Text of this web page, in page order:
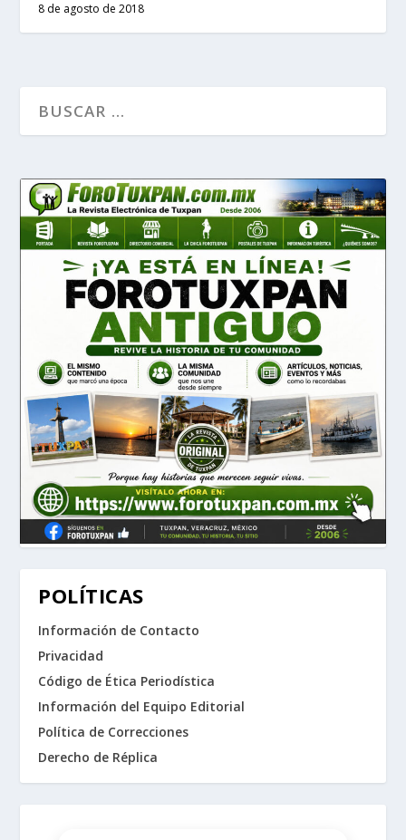
8 de agosto de 2018
POLÍTICAS
Información de Contacto
Privacidad
Código de Ética Periodística
Información del Equipo Editorial
Política de Correcciones
Derecho de Réplica